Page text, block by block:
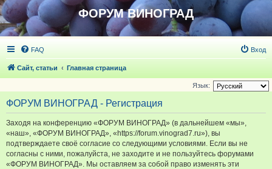
ФОРУМ ВИНОГРАД
FAQ Вход
Сайт, статьи Главная страница
Язык:
ФОРУМ ВИНОГРАД - Регистрация
Заходя на конференцию «ФОРУМ ВИНОГРАД» (в дальнейшем «мы»,
«наш», «ФОРУМ ВИНОГРАД», «https://forum.vinograd7.ru»), вы
подтверждаете своё согласие со следующими условиями. Если вы не
согласны с ними, пожалуйста, не заходите и не пользуйтесь форумами
«ФОРУМ ВИНОГРАД». Мы оставляем за собой право изменять эти